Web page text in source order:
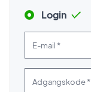
Login